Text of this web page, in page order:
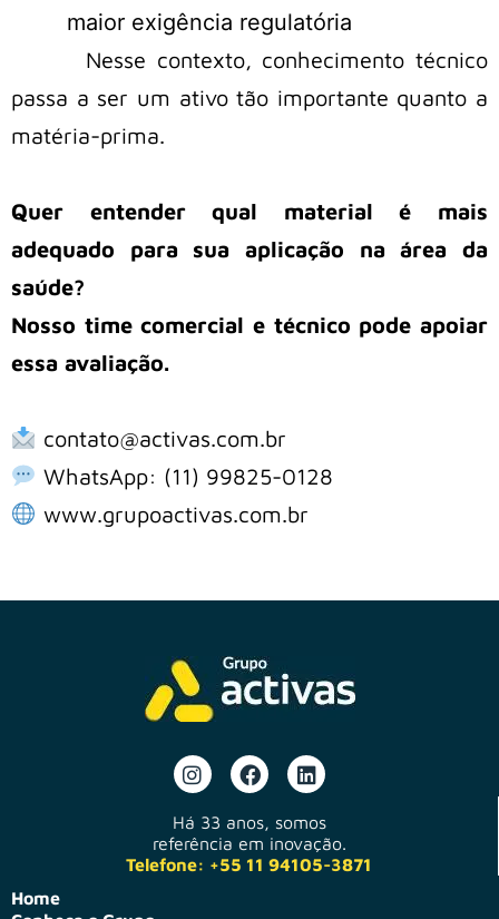
maior exigência regulatória
Nesse contexto, conhecimento técnico
passa a ser um ativo tão importante quanto a
matéria-prima.
Quer entender qual material é mais
adequado para sua aplicação na área da
saúde?
Nosso time comercial e técnico pode apoiar
essa avaliação.
contato@activas.com.br
WhatsApp: (11) 99825-0128
www.grupoactivas.com.br
Há 33 anos, somos
referência em inovação.
Telefone: +55 11 94105-3871
Home